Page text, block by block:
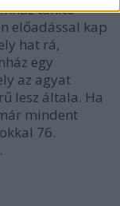
tanító
előadással kap
hat rá,
egy
az agyat
lesz általa. Ha
mindent
76.